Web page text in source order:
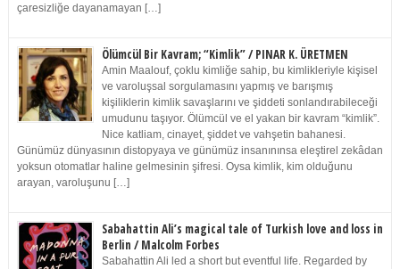
çaresizliğe dayanamayan […]
Ölümcül Bir Kavram; “Kimlik” / PINAR K. ÜRETMEN
Amin Maalouf, çoklu kimliğe sahip, bu kimlikleriyle kişisel
ve varoluşsal sorgulamasını yapmış ve barışmış
kişiliklerin kimlik savaşlarını ve şiddeti sonlandırabileceği
umudunu taşıyor. Ölümcül ve el yakan bir kavram “kimlik”.
Nice katliam, cinayet, şiddet ve vahşetin bahanesi.
Günümüz dünyasının distopyaya ve günümüz insanınınsa eleştirel zekâdan
yoksun otomatlar haline gelmesinin şifresi. Oysa kimlik, kim olduğunu
arayan, varoluşunu […]
Sabahattin Ali’s magical tale of Turkish love and loss in
Berlin / Malcolm Forbes
Sabahattin Ali led a short but eventful life. Regarded by